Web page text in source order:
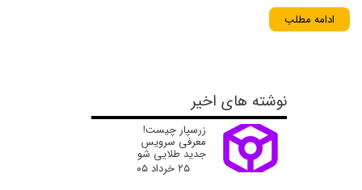
ادامه مطلب
نوشته های اخیر
زرسپار چیست!
معرفی سرویس
جدید طلایی شو
۲۵ خرداد ۰۵